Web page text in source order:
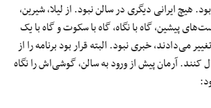
هیچ ایرانی دیگری در سالن نبود. از لیلا، شیرین،
پیشین، گاه با نگاه، گاه با سکوت و گاه با یک
می‌دادند، خبری نبود. البته قرار بود برنامه را از
کنند. آرمان پیش از ورود به سالن، گوشی‌اش را نگاه